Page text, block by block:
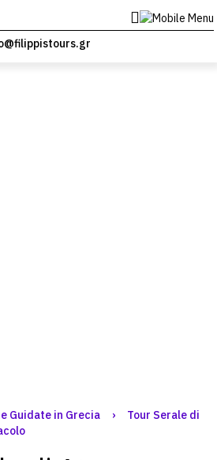
Guidate in Grecia ›
Tour Serale di